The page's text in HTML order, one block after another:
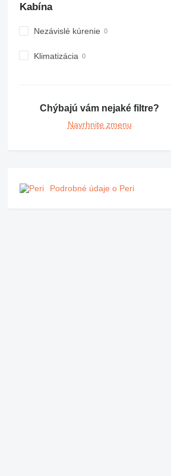
AP
CS
GC
Kabína
Nezávislé kúrenie
Klimatizácia
Chýbajú vám nejaké filtre?
Navrhnite zmenu
Podrobné údaje o Peri